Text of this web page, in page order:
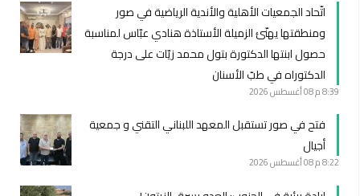
اتّحاد الجمعيات الأهلية والأندية الرياضية في صور
ومنطقتها يهنّئ الزميلة الأستاذة هنادي عبّاس لمناسبة
حصول ابنتها الدكتورة بتول محمد زيّات على درجة
الدكتوراه في طبّ الأسنان
8:39 م 08 أغسطس 2026
فتح في صور تستقبل المعهد اللبناني التقني و جمعية
أجيال
8:22 م 08 أغسطس 2026